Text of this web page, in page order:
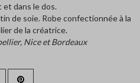
et dans le dos.
de soie. Robe confectionnée à la
de la créatrice.
Nice et Bordeaux